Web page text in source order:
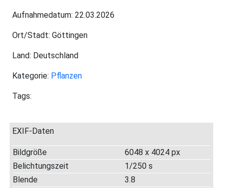
Aufnahmedatum: 22.03.2026
Ort/Stadt: Göttingen
Land: Deutschland
Kategorie: Pflanzen
Tags:
EXIF-Daten
Bildgröße
6048 x 4024 px
Belichtungszeit
1/250 s
Blende
3.8